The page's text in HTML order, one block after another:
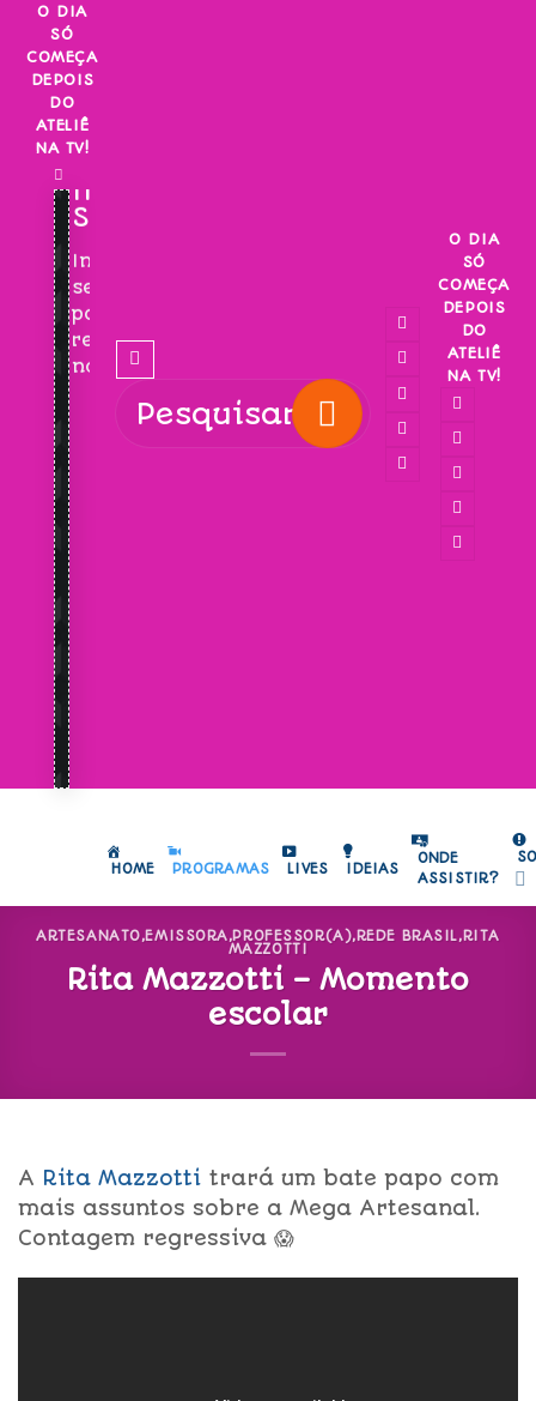
Skip
content
O DIA
SÓ
COMEÇA
DEPOIS
DO
ATELIÊ
NA TV!
INSCREVA-
SE!
Inscreva-
se
para
receber
novidades!
O DIA
SÓ
COMEÇA
DEPOIS
DO
ATELIÊ
NA TV!
HOME PROGRAMAS LIVES IDEIAS
ONDE
ASSISTIR?
ARTESANATO,EMISSORA,PROFESSOR(A),REDE BRASIL,RITA
MAZZOTTI
Rita Mazzotti – Momento
escolar
A Rita Mazzotti trará um bate papo com
mais assuntos sobre a Mega Artesanal.
Contagem regressiva 😱